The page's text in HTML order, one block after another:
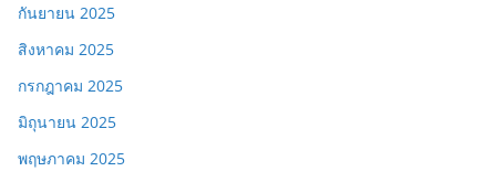
กันยายน 2025
สิงหาคม 2025
กรกฎาคม 2025
มิถุนายน 2025
พฤษภาคม 2025